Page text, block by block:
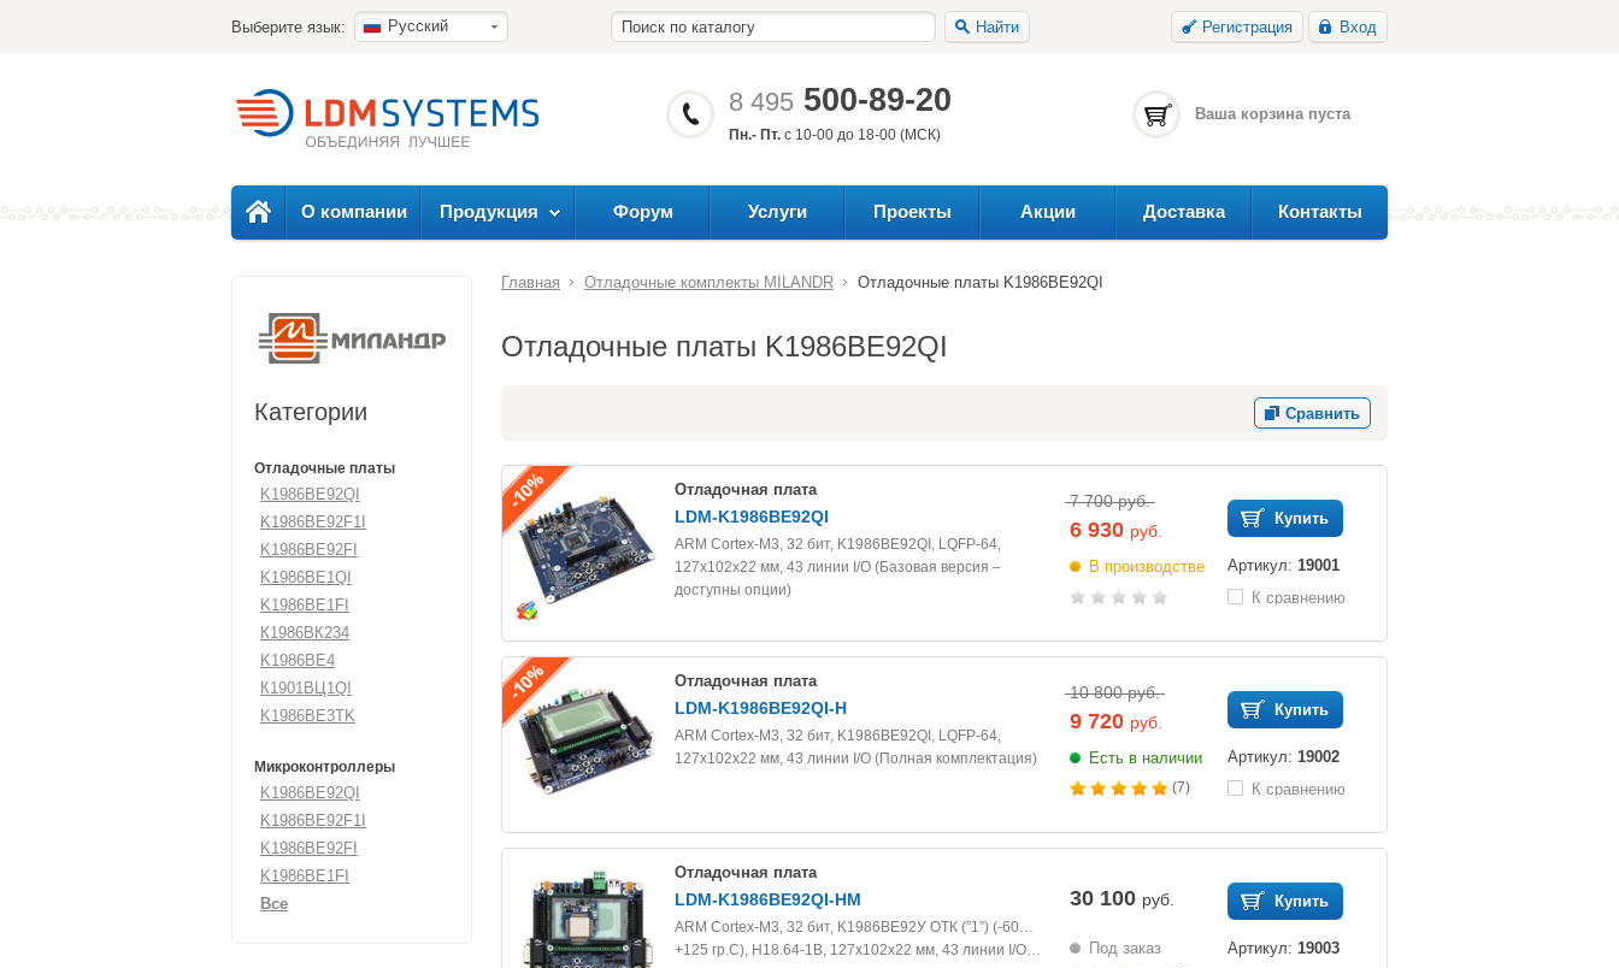
Выберите язык: Русский Найти Регистрация Вход
8 495 500-89-20
Пн.- Пт. с 10-00 до 18-00 (МСК)
Ваша корзина пуста
О компании Продукция Форум Услуги Проекты Акции Доставка Контакты
Главная Отладочные комплекты MILANDR Отладочные платы K1986BE92QI
Отладочные платы K1986BE92QI
Сравнить
Отладочная плата
LDM-K1986BE92QI
ARM Cortex-M3, 32 бит, K1986BE92QI, LQFP-64,
127х102х22 мм, 43 линии I/O (Базовая версия –
доступны опции)
7 700 руб.
6 930 руб.
В производстве
Купить
Артикул: 19001
К сравнению
Отладочная плата
LDM-K1986BE92QI-H
ARM Cortex-M3, 32 бит, K1986BE92QI, LQFP-64,
127х102х22 мм, 43 линии I/O (Полная комплектация)
10 800 руб.
9 720 руб.
Есть в наличии
(7)
Купить
Артикул: 19002
К сравнению
Отладочная плата
LDM-K1986BE92QI-HM
ARM Cortex-M3, 32 бит, K1986BE92У ОТК (”1”) (-60…
+125 гр.С), Н18.64-1В, 127х102х22 мм, 43 линии I/O…
30 100 руб.
Под заказ
Купить
Артикул: 19003
Категории
Отладочные платы
K1986BE92QI
K1986BE92F1I
K1986BE92FI
K1986BE1QI
K1986BE1FI
К1986ВК234
K1986BE4
К1901ВЦ1QI
K1986BE3TK
Микроконтроллеры
K1986BE92QI
K1986BE92F1I
K1986BE92FI
K1986BE1FI
Все